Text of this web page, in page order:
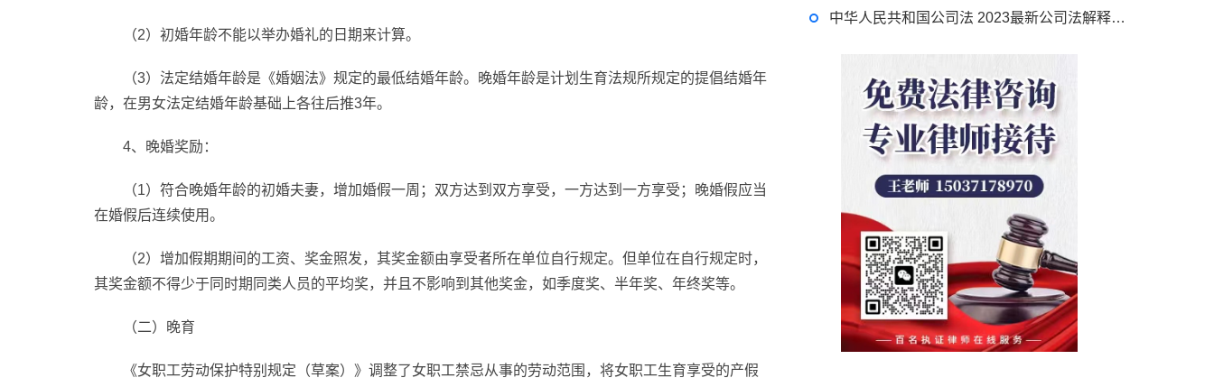
（2）初婚年龄不能以举办婚礼的日期来计算。
（3）法定结婚年龄是《婚姻法》规定的最低结婚年龄。晚婚年龄是计划生育法规所规定的提倡结婚年
龄，在男女法定结婚年龄基础上各往后推3年。
4、晚婚奖励：
（1）符合晚婚年龄的初婚夫妻，增加婚假一周；双方达到双方享受，一方达到一方享受；晚婚假应当
在婚假后连续使用。
（2）增加假期期间的工资、奖金照发，其奖金额由享受者所在单位自行规定。但单位在自行规定时，
其奖金额不得少于同时期同类人员的平均奖，并且不影响到其他奖金，如季度奖、半年奖、年终奖等。
（二）晚育
《女职工劳动保护特别规定（草案）》调整了女职工禁忌从事的劳动范围，将女职工生育享受的产假
中华人民共和国公司法 2023最新公司法解释二全文